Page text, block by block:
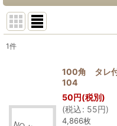
1件
100角 タレ
104
50円(税別)
(税込: 55円)
4,866枚